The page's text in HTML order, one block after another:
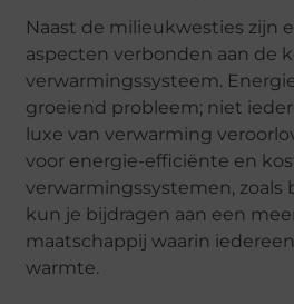
Naast de milieukwesties zijn
aspecten verbonden aan de
verwarmingssysteem.
groeiend probleem; niet
luxe van verwarming
voor energie-efficiënte en
verwarmingssystemen, zoals
kun je bijdragen aan een
maatschappij waarin
warmte.